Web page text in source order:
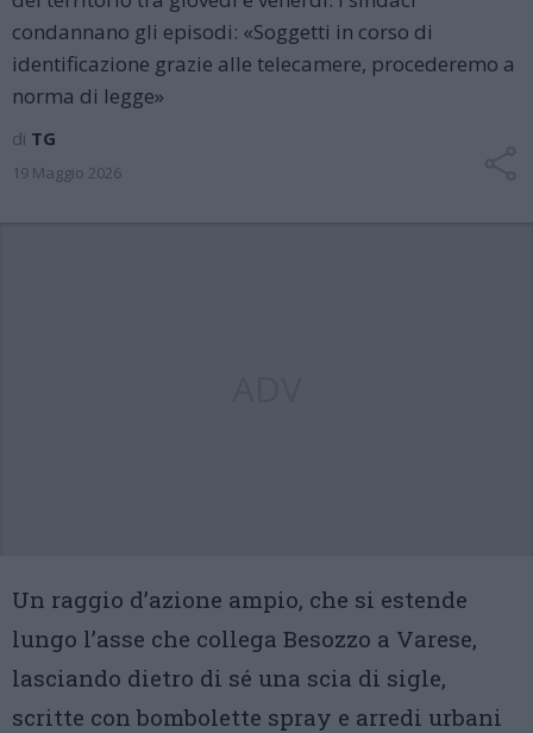
condannano gli episodi: «Soggetti in corso di
identificazione grazie alle telecamere, procederemo a
norma di legge»
di TG
19 Maggio 2026
Un raggio d’azione ampio, che si estende
lungo l’asse che collega Besozzo a Varese,
lasciando dietro di sé una scia di sigle,
scritte con bombolette spray e arredi urbani